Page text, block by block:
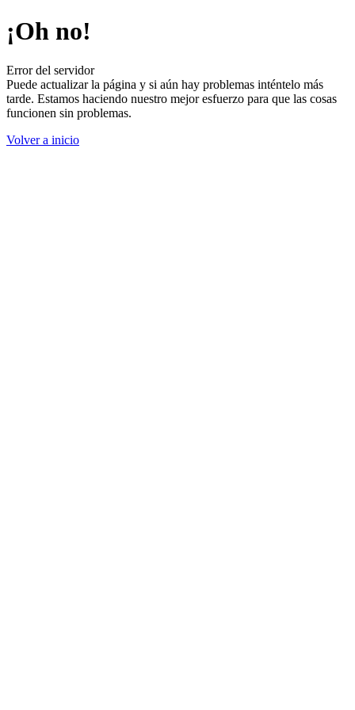
¡Oh no!
Error del servidor
Puede actualizar la página y si aún hay problemas inténtelo más
tarde. Estamos haciendo nuestro mejor esfuerzo para que las cosas
funcionen sin problemas.
Volver a inicio